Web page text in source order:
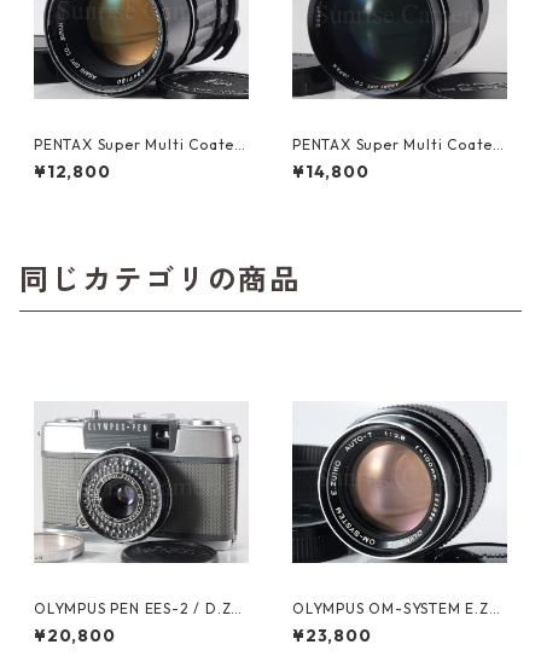
PENTAX Super Multi Coated
TAKUMAR 6×7 200mm F4
ペンタックス (61363)
¥12,800
PENTAX Super Multi Coated
TAKUMAR 135mm F2.5 M42
ペンタックス (61343)
¥14,800
同じカテゴリの商品
OLYMPUS PEN EES-2 / D.Zui
ko 30mm F2.8 オーバーホー
ル済 オリンパス (60628)
¥20,800
OLYMPUS OM-SYSTEM E.ZUI
KO AUTO-T 100mm F2.8 オ
リンパス (61199)
¥23,800